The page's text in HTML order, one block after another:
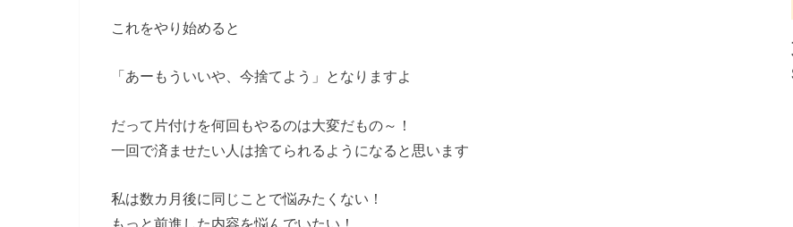
これをやり始めると
「あーもういいや、今捨てよう」となりますよ
だって片付けを何回もやるのは大変だもの～！
一回で済ませたい人は捨てられるようになると思います
私は数カ月後に同じことで悩みたくない！
もっと前進した内容を悩んでいたい！